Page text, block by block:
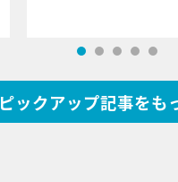
ピックアップ記事をも